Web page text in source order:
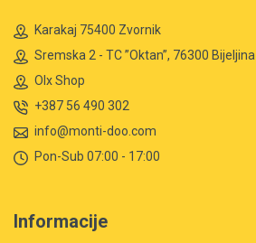
Karakaj 75400 Zvornik
Sremska 2 - TC ”Oktan”, 76300 Bijeljina
Olx Shop
+387 56 490 302
info@monti-doo.com
Pon-Sub 07:00 - 17:00
Informacije